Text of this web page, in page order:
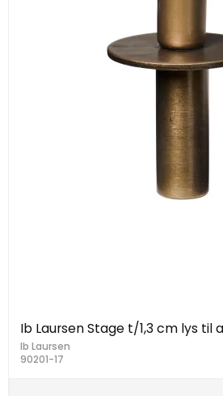
Ib Laursen Stage t/1,3 cm lys til
Ib Laursen
90201-17